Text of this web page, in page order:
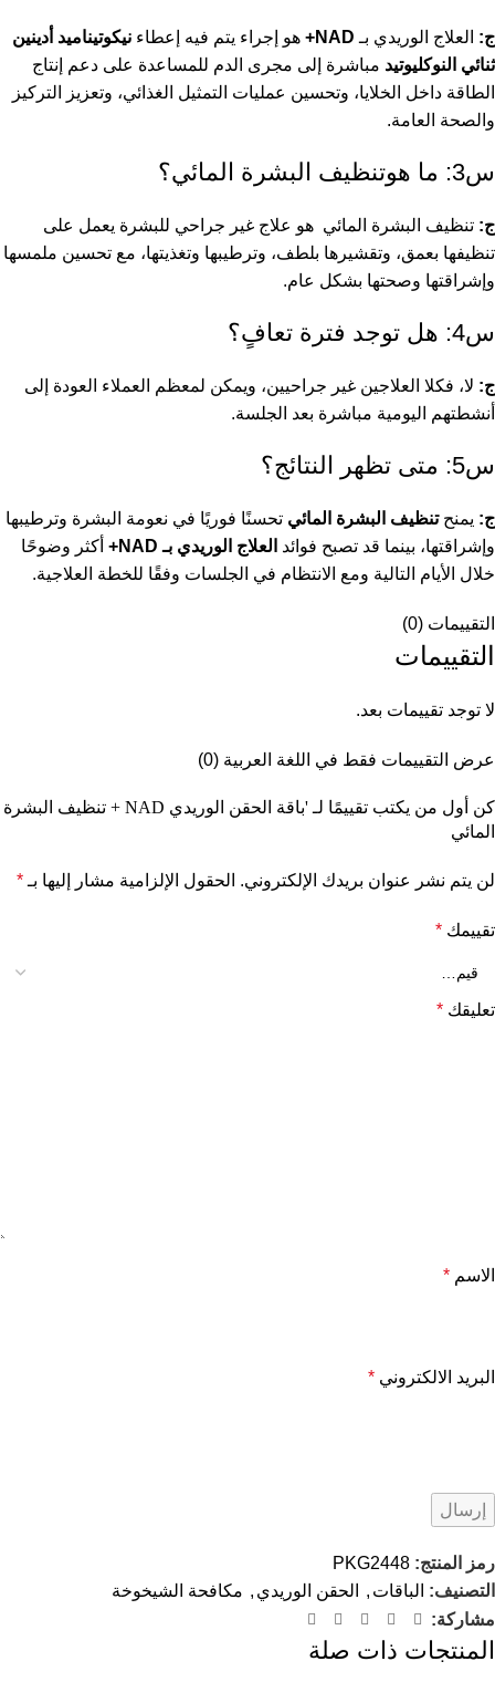
ج: العلاج الوريدي بـ NAD+ هو إجراء يتم فيه إعطاء نيكوتيناميد أدينين
ثنائي النوكليوتيد مباشرة إلى مجرى الدم للمساعدة على دعم إنتاج
الطاقة داخل الخلايا، وتحسين عمليات التمثيل الغذائي، وتعزيز التركيز
والصحة العامة.
س3: ما هوتنظيف البشرة المائي؟
ج: تنظيف البشرة المائي هو علاج غير جراحي للبشرة يعمل على
تنظيفها بعمق، وتقشيرها بلطف، وترطيبها وتغذيتها، مع تحسين ملمسها
وإشراقتها وصحتها بشكل عام.
س4: هل توجد فترة تعافٍ؟
ج: لا، فكلا العلاجين غير جراحيين، ويمكن لمعظم العملاء العودة إلى
أنشطتهم اليومية مباشرة بعد الجلسة.
س5: متى تظهر النتائج؟
ج: يمنحتنظيف البشرة المائي تحسنًا فوريًا في نعومة البشرة وترطيبها
وإشراقتها، بينما قد تصبح فوائد العلاج الوريدي بـ NAD+
أكثر وضوحًا
خلال الأيام التالية ومع الانتظام في الجلسات وفقًا للخطة العلاجية.
التقييمات (0)
التقييمات
لا توجد تقييمات بعد.
عرض التقييمات فقط في اللغة العربية (0)
كن أول من يكتب تقييمًا لـ 'باقة الحقن الوريدي NAD + تنظيف البشرة
المائي
لن يتم نشر عنوان بريدك الإلكتروني. الحقول الإلزامية مشار إليها بـ*
تقييمك *
تعليقك *
الاسم *
البريد الالكتروني *
رمز المنتج: PKG2448
التصنيف: الباقات , الحقن الوريدي , مكافحة الشيخوخة
مشاركة:
المنتجات ذات صلة